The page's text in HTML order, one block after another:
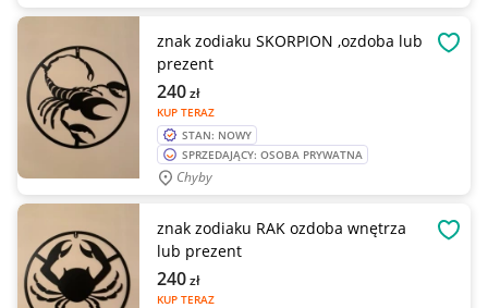
znak zodiaku SKORPION ,ozdoba lub
prezent
KUP TERAZ
240zł
STAN: NOWY
SPRZEDAJĄCY: OSOBA PRYWATNA
Chyby
znak zodiaku RAK ozdoba wnętrza
lub prezent
KUP TERAZ
240zł